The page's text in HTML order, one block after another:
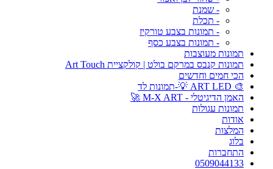
- שמנת
- תכלת
- תמונות בצבע טורקיז
- תמונות בצבע כסף
תמונות מעוצבות
תמונות קנבס במרקם בולט | קולקציית Art Touch
הכי חמים וחדשים
🎨 ART LED 💡-תמונות לד
האמן הדיגיטלי - M-X ART 🚀
תמונות עגולות
אודות
המלצות
בלוג
התחברות
0509044133